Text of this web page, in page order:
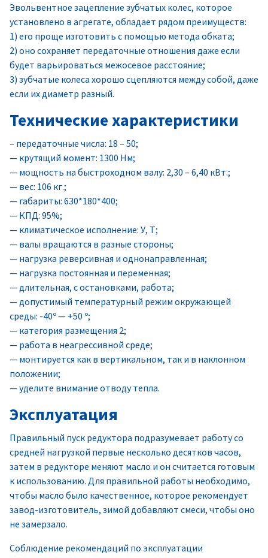
Эвольвентное зацепление зубчатых колес, которое
установлено в агрегате, обладает рядом преимуществ:
1) его проще изготовить с помощью метода обката;
2) оно сохраняет передаточные отношения даже если
будет варьироваться межосевое расстояние;
3) зубчатые колеса хорошо сцепляются между собой, даже
если их диаметр разный.
Технические характеристики
– передаточные числа: 18 – 50;
— крутящий момент: 1300 Нм;
— мощность на быстроходном валу: 2,30 – 6,40 кВт.;
— вес: 106 кг.;
— габариты: 630*180*400;
— КПД: 95%;
— климатическое исполнение: У, Т;
— валы вращаются в разные стороны;
— нагрузка реверсивная и однонаправленная;
— нагрузка постоянная и переменная;
— длительная, с остановками, работа;
— допустимый температурный режим окружающей
среды: -40º — +50 º;
— категория размещения 2;
— работа в неагрессивной среде;
— монтируется как в вертикальном, так и в наклонном
положении;
— уделите внимание отводу тепла.
Эксплуатация
Правильный пуск редуктора подразумевает работу со
средней нагрузкой первые несколько десятков часов,
затем в редукторе меняют масло и он считается готовым
к использованию. Для правильной работы необходимо,
чтобы масло было качественное, которое рекомендует
завод-изготовитель, зимой добавляют смеси, чтобы оно
не замерзало.
Соблюдение рекомендаций по эксплуатации